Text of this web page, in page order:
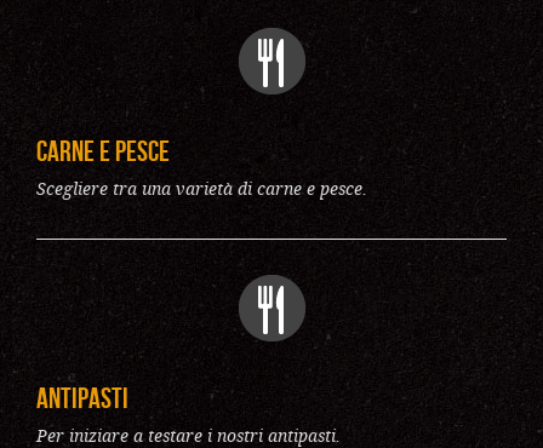
Carne e pesce
Scegliere tra una varietà di carne e pesce.
Antipasti
Per iniziare a testare i nostri antipasti.